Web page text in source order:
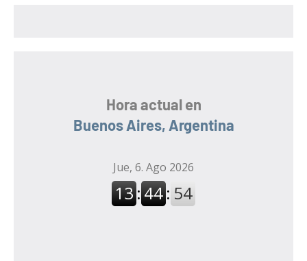
Hora actual en
Buenos Aires, Argentina